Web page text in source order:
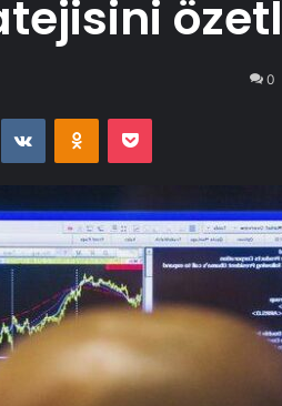
0
VKontakteOdnoklassniki
Pocket